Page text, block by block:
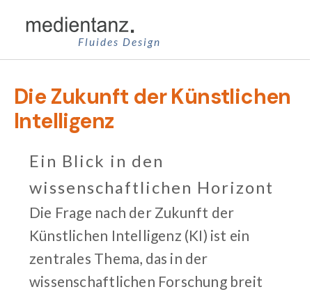
Inhalt
springen
Fluides Design
Die Zukunft der Künstlichen
Intelligenz
Ein Blick in den
wissenschaftlichen Horizont
Die Frage nach der Zukunft der
Künstlichen Intelligenz (KI) ist ein
zentrales Thema, das in der
wissenschaftlichen Forschung breit